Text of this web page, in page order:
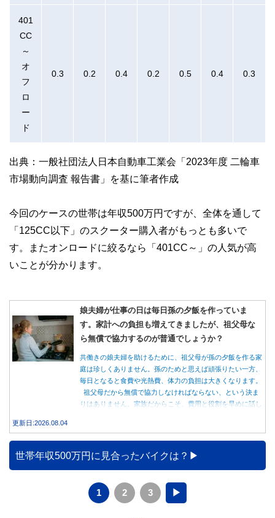
401
CC
～
オ
フ
ロ
ー
ド
0.3 0.2 0.4 0.2 0.5 0.4 0.3
出典：一般社団法人日本自動車工業会「2023年度 二輪車
市場動向調査 報告書」を基に筆者作成
今回のケースの世帯は年収500万円ですが、全体を通して
「125CC以下」のスクーター購入者がもっとも多いで
す。またオンロードに絞るなら「401CC～」の人気が高
いことが分かります。
娘夫婦が仕事の日は毎日孫の夕飯を作っていま
す。家計への負担も増えてきましたが、祖父母な
ら無償で協力するのが普通でしょうか？
共働きの娘夫婦を助けるために、祖父母が孫の夕飯を作る家
庭は珍しくありません。孫のためと思えば頑張りたい一方、
毎日となると食費や光熱費、体力の負担は大きくなります。
祖父母だから無償で協力しなければならない、という決ま
りはありません。家族だからこそ、費用と役割を早めに話し
更新日:2026.08.04
世帯年収500万円に見合ったバイクは？
1 2 3 ▶